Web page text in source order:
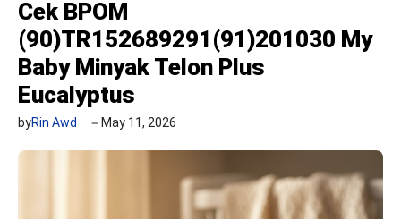
Cek BPOM
(90)TR152689291(91)201030 My
Baby Minyak Telon Plus
Eucalyptus
byRin Awd May 11, 2026